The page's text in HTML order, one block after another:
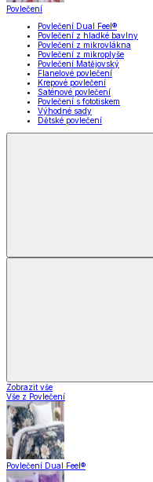
Povlečení
Povlečení Dual Feel®
Povlečení z hladké bavlny
Povlečení z mikrovlákna
Povlečení z mikroplyše
Povlečení Matějovský
Flanelové povlečení
Krepové povlečení
Saténové povlečení
Povlečení s fototiskem
Výhodné sady
Dětské povlečení
Zobrazit vše
Vše z Povlečení
Povlečení Dual Feel®